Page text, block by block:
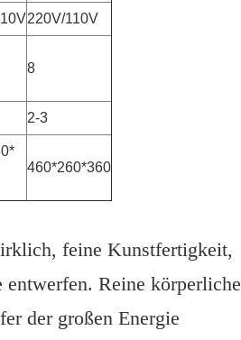
220V/110V
8
2-3
460*260*360
feine Kunstfertigkeit,
entwerfen. Reine körperliche
der großen Energie